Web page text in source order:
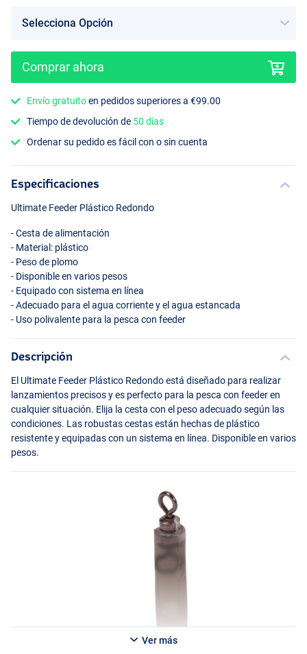
Comprar ahora
Envío gratuitoen pedidos superiores a €99.00
Tiempo de devolución de 50 días
Ordenar su pedido es fácil con o sin cuenta
Especificaciones
Ultimate Feeder Plástico Redondo
- Cesta de alimentación
- Material: plástico
- Peso de plomo
- Disponible en varios pesos
- Equipado con sistema en línea
- Adecuado para el agua corriente y el agua estancada
- Uso polivalente para la pesca con feeder
Descripción
El Ultimate Feeder Plástico Redondo está diseñado para realizar
lanzamientos precisos y es perfecto para la pesca con feeder en
cualquier situación. Elija la cesta con el peso adecuado según las
condiciones. Las robustas cestas están hechas de plástico
resistente y equipadas con un sistema en línea. Disponible en varios
pesos.
Ver más